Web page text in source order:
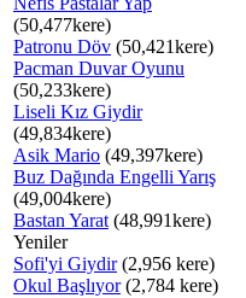
(50,477kere)
Patronu Döv (50,421kere)
Pacman Duvar Oyunu
(50,233kere)
Liseli Kız Giydir
(49,834kere)
Asik Mario (49,397kere)
Buz Dağında Engelli Yarış
(49,004kere)
Bastan Yarat (48,991kere)
Yeniler
Sofi'yi Giydir(2,956 kere)
Okul Başlıyor(2,784 kere)